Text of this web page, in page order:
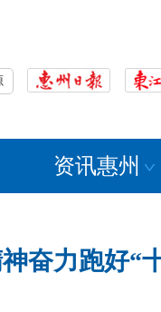
资讯惠州
奋力跑好“